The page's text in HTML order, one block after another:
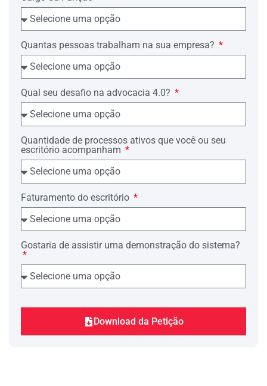
Quantas pessoas trabalham na sua empresa?
Qual seu desafio na advocacia 4.0?
Quantidade de processos ativos que você ou seu
escritório acompanham
Faturamento do escritório
Gostaria de assistir uma demonstração do sistema?
Download da Petição